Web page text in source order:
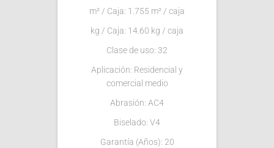
m² / Caja: 1.755 m² / caja
kg / Caja: 14.60 kg / caja
Clase de uso: 32
Aplicación: Residencial y
comercial medio
Abrasión: AC4
Biselado: V4
Garantía (Años): 20